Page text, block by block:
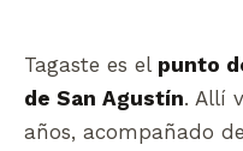
Tagaste es el punto
de San Agustín. Allí
años, acompañado